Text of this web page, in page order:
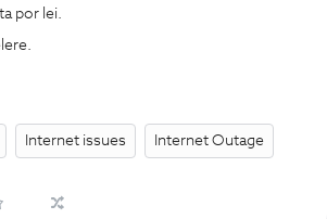
por lei.
Internet issues Internet Outage